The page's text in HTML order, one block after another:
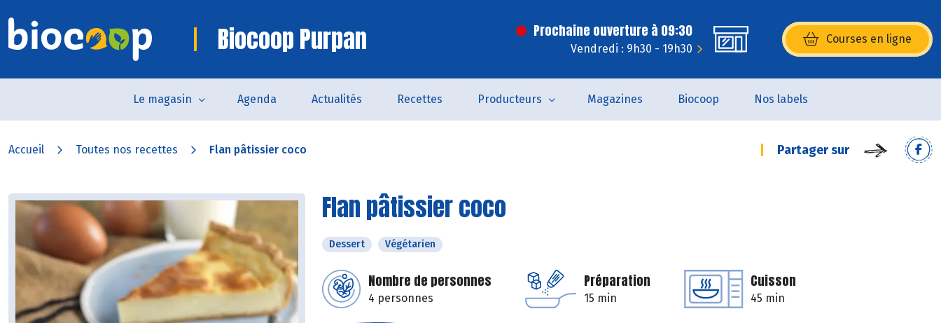
Biocoop Purpan Prochaine ouverture à 09:30
Vendredi : 9h30 - 19h30
Courses en ligne
(s’ouvre dans une nouvelle
Le magasin Agenda Actualités Recettes Producteurs Magazines Biocoop Nos labels
Accueil Toutes nos recettes Flan pâtissier coco Partager sur
Flan pâtissier coco
Dessert Végétarien
Nombre de personnes
4 personnes
Préparation
15 min
Cuisson
45 min